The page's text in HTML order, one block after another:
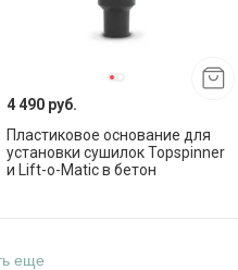
4 490 руб.
Пластиковое основание для
установки сушилок Topspinner
и Lift-o-Matic в бетон
еще